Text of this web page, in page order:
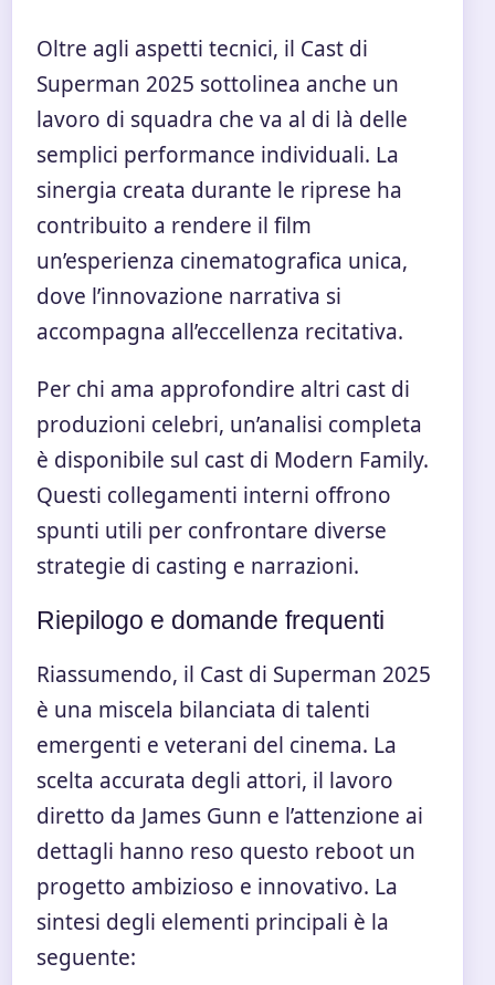
Oltre agli aspetti tecnici, il Cast di
Superman 2025 sottolinea anche un
lavoro di squadra che va al di là delle
semplici performance individuali. La
sinergia creata durante le riprese ha
contribuito a rendere il film
un’esperienza cinematografica unica,
dove l’innovazione narrativa si
accompagna all’eccellenza recitativa.
Per chi ama approfondire altri cast di
produzioni celebri, un’analisi completa
è disponibile sul cast di Modern Family.
Questi collegamenti interni offrono
spunti utili per confrontare diverse
strategie di casting e narrazioni.
Riepilogo e domande frequenti
Riassumendo, il Cast di Superman 2025
è una miscela bilanciata di talenti
emergenti e veterani del cinema. La
scelta accurata degli attori, il lavoro
diretto da James Gunn e l’attenzione ai
dettagli hanno reso questo reboot un
progetto ambizioso e innovativo. La
sintesi degli elementi principali è la
seguente: